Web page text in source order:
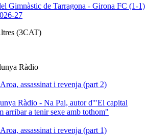
Gimnàstic de Tarragona - Girona FC (1-1)
27
(3CAT)
Ràdio
assassinat i revenja (part 2)
Ràdio - Na Pai, autor d'"El capital
arribar a tenir sexe amb tothom"
assassinat i revenja (part 1)